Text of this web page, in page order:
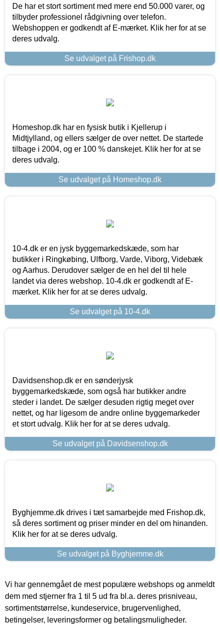
De har et stort sortiment med mere end 50.000 varer, og
tilbyder professionel rådgivning over telefon.
Webshoppen er godkendt af E-mærket. Klik her for at se
deres udvalg.
Se udvalget på Frishop.dk
Homeshop.dk har en fysisk butik i Kjellerup i
Midtjylland, og ellers sælger de over nettet. De startede
tilbage i 2004, og er 100 % danskejet. Klik her for at se
deres udvalg.
Se udvalget på Homeshop.dk
10-4.dk er en jysk byggemarkedskæde, som har
butikker i Ringkøbing, Ulfborg, Varde, Viborg, Videbæk
og Aarhus. Derudover sælger de en hel del til hele
landet via deres webshop. 10-4.dk er godkendt af E-
mærket. Klik her for at se deres udvalg.
Se udvalget på 10-4.dk
Davidsenshop.dk er en sønderjysk
byggemarkedskæde, som også har butikker andre
steder i landet. De sælger desuden rigtig meget over
nettet, og har ligesom de andre online byggemarkeder
et stort udvalg. Klik her for at se deres udvalg.
Se udvalget på Davidsenshop.dk
Byghjemme.dk drives i tæt samarbejde med Frishop.dk,
så deres sortiment og priser minder en del om hinanden.
Klik her for at se deres udvalg.
Se udvalget på Byghjemme.dk
Vi har gennemgået de mest populære webshops og anmeldt
dem med stjerner fra 1 til 5 ud fra bl.a. deres prisniveau,
sortimentstørrelse, kundeservice, brugervenlighed,
betingelser, leveringsformer og betalingsmuligheder.